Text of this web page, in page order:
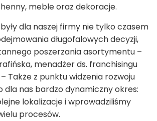
meble oraz dekoracje.
dla naszej firmy nie tylko czasem
długofalowych decyzji,
poszerzania asortymentu –
menadżer ds. franchisingu
Także z punktu widzenia rozwoju
dla nas bardzo dynamiczny okres:
lokalizacje i wprowadziliśmy
procesów.